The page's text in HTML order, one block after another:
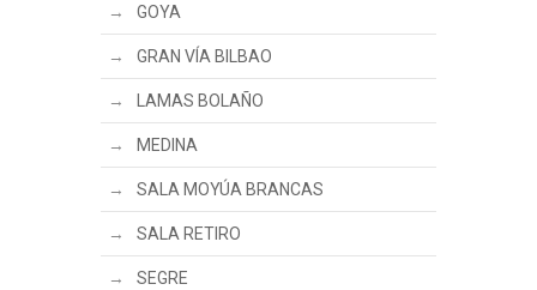
GOYA
GRAN VÍA BILBAO
LAMAS BOLAÑO
MEDINA
SALA MOYÚA BRANCAS
SALA RETIRO
SEGRE